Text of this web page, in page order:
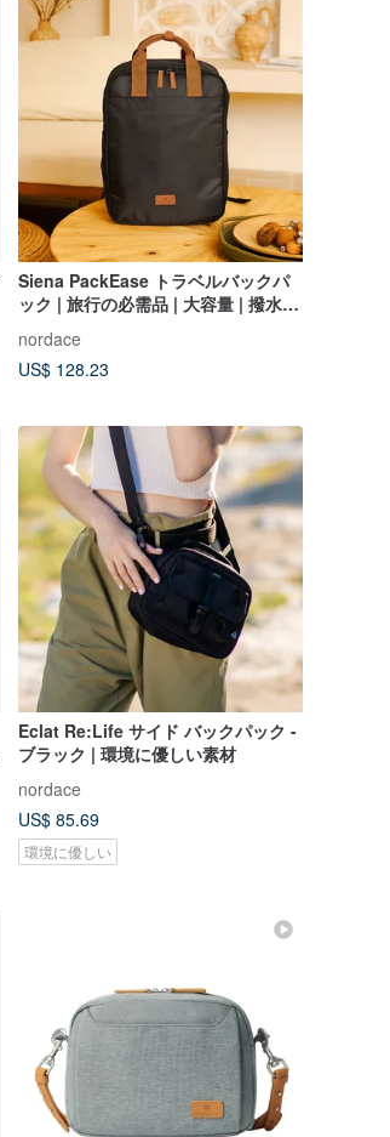
Siena PackEase トラベルバックパ
ック | 旅行の必需品 | 大容量 | 撥水 |
バックパック
nordace
US$ 128.23
Eclat Re:Life サイド バックパック -
ブラック | 環境に優しい素材
nordace
US$ 85.69
環境に優しい